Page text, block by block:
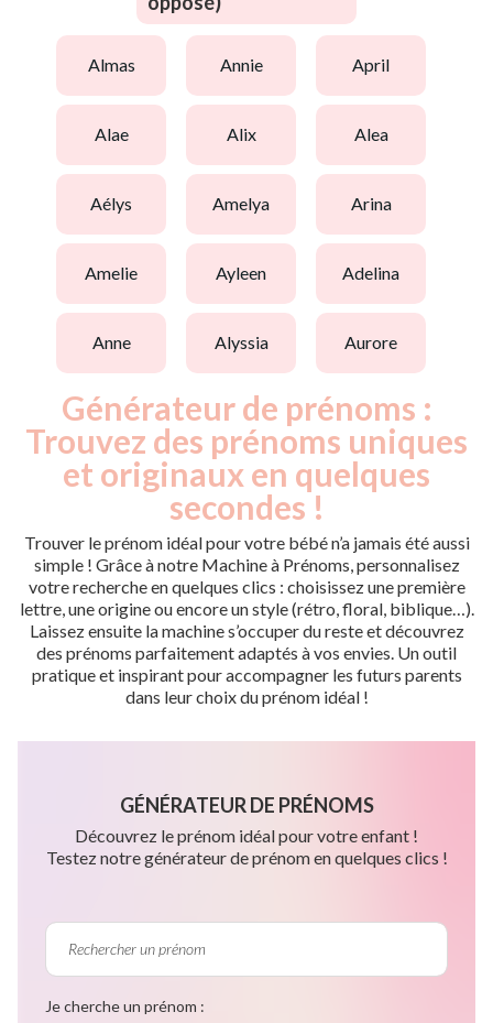
almas annie april
alae alix alea
aélys amelya arina
amelie ayleen adelina
anne alyssia aurore
Générateur de prénoms :
Trouvez des prénoms uniques
et originaux en quelques
secondes !
Trouver le prénom idéal pour votre bébé n’a jamais été aussi
simple ! Grâce à notre Machine à Prénoms, personnalisez
votre recherche en quelques clics : choisissez une première
lettre, une origine ou encore un style (rétro, floral, biblique…).
Laissez ensuite la machine s’occuper du reste et découvrez
des prénoms parfaitement adaptés à vos envies. Un outil
pratique et inspirant pour accompagner les futurs parents
dans leur choix du prénom idéal !
GÉNÉRATEUR DE PRÉNOMS
Découvrez le prénom idéal pour votre enfant !
Testez notre générateur de prénom en quelques clics !
Je cherche un prénom :